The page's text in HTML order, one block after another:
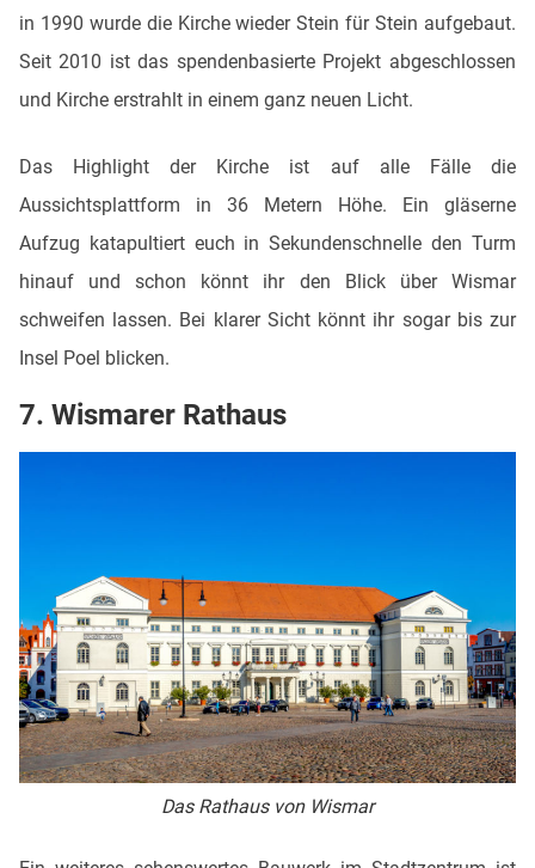
in 1990 wurde die Kirche wieder Stein für Stein aufgebaut.
Seit 2010 ist das spendenbasierte Projekt abgeschlossen
und Kirche erstrahlt in einem ganz neuen Licht.
Das Highlight der Kirche ist auf alle Fälle die
Aussichtsplattform in 36 Metern Höhe. Ein gläserne
Aufzug katapultiert euch in Sekundenschnelle den Turm
hinauf und schon könnt ihr den Blick über Wismar
schweifen lassen. Bei klarer Sicht könnt ihr sogar bis zur
Insel Poel blicken.
7. Wismarer Rathaus
Das Rathaus von Wismar